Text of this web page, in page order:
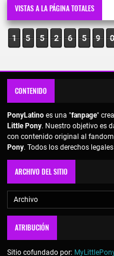
VISTAS A LA PÁGINA TOTALES
1 5 5 2 6 5 9 0
CONTENIDO
PonyLatino es una "fanpage"
Little Pony. Nuestro objetivo es
con contenido original al
Pony. Todos los derechos
ARCHIVO DEL SITIO
ATRIBUCIÓN
Sitio cofundado por: